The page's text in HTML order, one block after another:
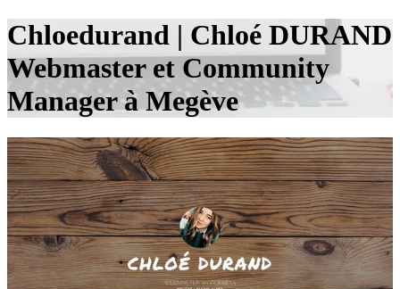
Chloedurand | Chloé DURAND
Webmaster et Community
Manager à Megève